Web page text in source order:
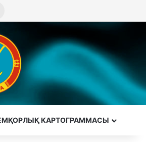
КАРТОГРАММАСЫ